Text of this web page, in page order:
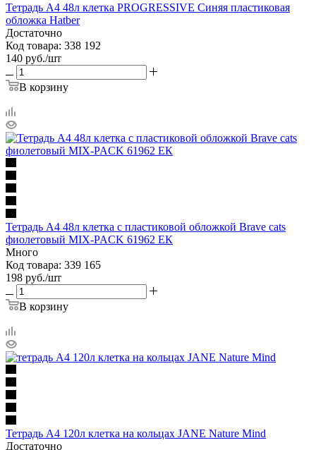
Тетрадь А4 48л клетка PROGRESSIVE Синяя пластиковая
обложка Hatber
Достаточно
Код товара: 338 192
140 руб./шт
В корзину
Тетрадь А4 48л клетка с пластиковой обложкой Brave cats
фиолетовый MIX-PACK 61962 ЕК
Много
Код товара: 339 165
198 руб./шт
В корзину
Тетрадь А4 120л клетка на кольцах JANE Nature Mind
Достаточно